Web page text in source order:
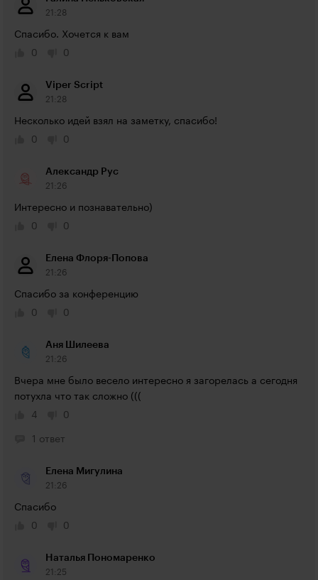
21:28
Спасибо. Хочется к вам
0
0
Viper Script
21:28
Несколько идей взял на заметку, спасибо!
0
0
Александр Рус
21:26
Интересно и познавательно)
0
0
Елена Флоря-Попова
21:26
Спасибо за конференцию
0
0
Аня Шилеева
21:26
Вчера мне было весело интересно я загорелась а сегодня
потухла что так сложно (((
4
0
1 ответ
Елена Мигулина
21:26
Спасибо
0
0
Наталья Пономаренко
21:25